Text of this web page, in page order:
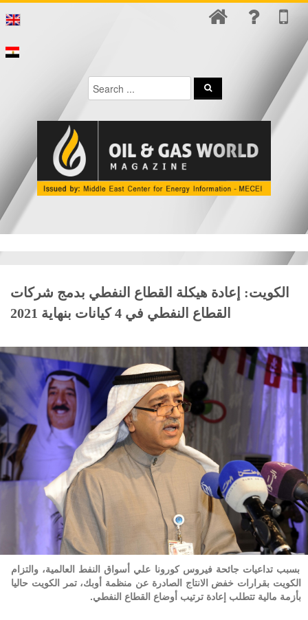
الكويت: إعادة هيكلة القطاع النفطي بدمج شركات
القطاع النفطي في 4 كيانات بنهاية 2021
بسبب تداعيات جائحة فيروس كورونا علي أسواق النفط العالمية، والتزام
الكويت بقرارات خفض الانتاج الصادرة عن منظمة أوبك، تمر الكويت حاليا
بأزمة مالية تتطلب إعادة ترتيب أوضاع القطاع النفطي.